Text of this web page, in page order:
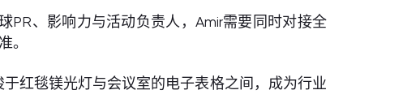
、影响力与活动负责人，Amir需要同时对接全
。
红毯镁光灯与会议室的电子表格之间，成为行业